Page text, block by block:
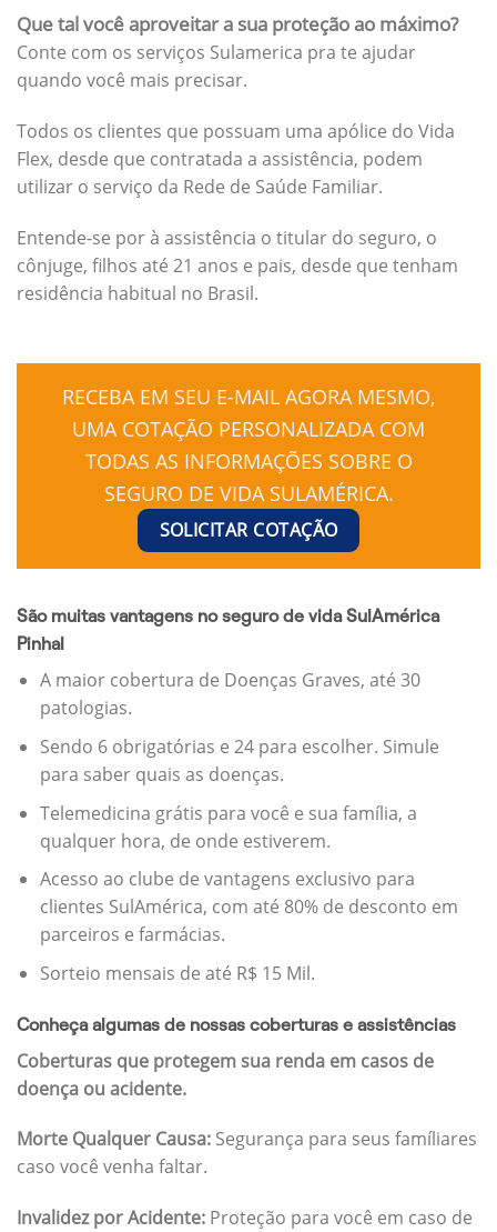
Que tal você aproveitar a sua proteção ao máximo?
Conte com os serviços Sulamerica pra te ajudar
quando você mais precisar.
Todos os clientes que possuam uma apólice do Vida
Flex, desde que contratada a assistência, podem
utilizar o serviço da Rede de Saúde Familiar.
Entende-se por à assistência o titular do seguro, o
cônjuge, filhos até 21 anos e pais, desde que tenham
residência habitual no Brasil.
RECEBA EM SEU E-MAIL AGORA MESMO,
UMA COTAÇÃO PERSONALIZADA COM
TODAS AS INFORMAÇÕES SOBRE O
SEGURO DE VIDA SULAMÉRICA.
SOLICITAR COTAÇÃO
São muitas vantagens no seguro de vida SulAmérica
Pinhal
A maior cobertura de Doenças Graves, até 30
patologias.
Sendo 6 obrigatórias e 24 para escolher. Simule
para saber quais as doenças.
Telemedicina grátis para você e sua família, a
qualquer hora, de onde estiverem.
Acesso ao clube de vantagens exclusivo para
clientes SulAmérica, com até 80% de desconto em
parceiros e farmácias.
Sorteio mensais de até R$ 15 Mil.
Conheça algumas de nossas coberturas e assistências
Coberturas que protegem sua renda em casos de
doença ou acidente.
Morte Qualquer Causa: Segurança para seus famíliares
caso você venha faltar.
Invalidez por Acidente: Proteção para você em caso de